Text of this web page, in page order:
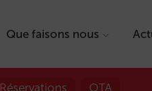
Que faisons nous
Réservations OTA